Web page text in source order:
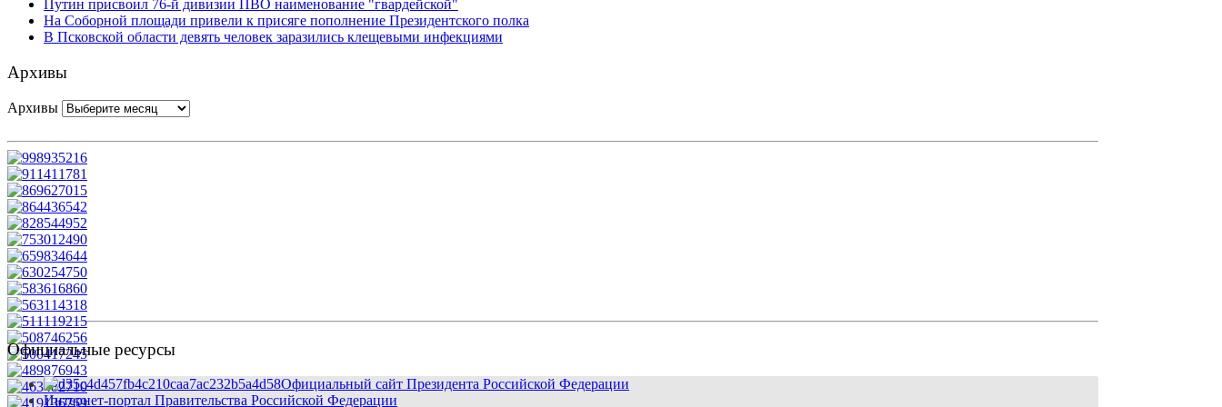
Путин присвоил 76-й дивизии ПВО наименование "гвардейской"
На Соборной площади привели к присяге пополнение Президентского полка
В Псковской области девять человек заразились клещевыми инфекциями
Архивы
Архивы
Официальные ресурсы
Официальный сайт Президента Российской Федерации
Интернет-портал Правительства Российской Федерации